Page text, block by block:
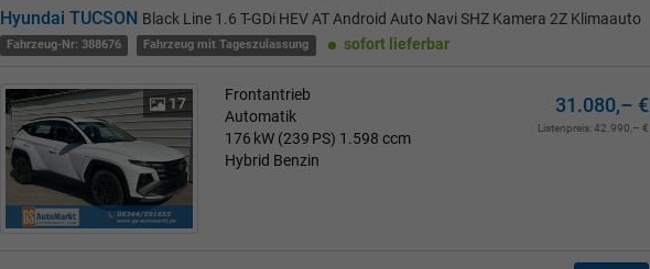
Hyundai TUCSON Black Line 1.6 T-GDi HEV AT Android Auto Navi SHZ Kamera 2Z Klimaauto
Fahrzeug-Nr: 388676 Fahrzeug mit Tageszulassung sofort lieferbar
17
Frontantrieb
Automatik
176 kW (239 PS) 1.598 ccm
Hybrid Benzin
31.080,– €
Listenpreis:42.990,– €